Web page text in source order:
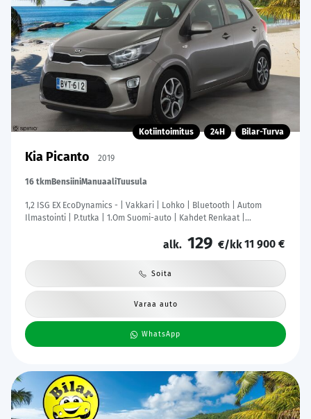
Kotiintoimitus 24H Bilar-Turva
Kia Picanto 2019
16 tkmBensiiniManuaaliTuusula
1,2 ISG EX EcoDynamics - | Vakkari | Lohko | Bluetooth | Autom
Ilmastointi | P.tutka | 1.Om Suomi-auto | Kahdet Renkaat |
alk. 129 €/kk11 900 €
Soita
Varaa auto
WhatsApp